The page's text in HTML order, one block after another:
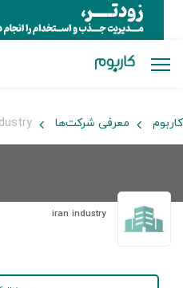
کاربوم معرفی شرکت‌ها
iran industry